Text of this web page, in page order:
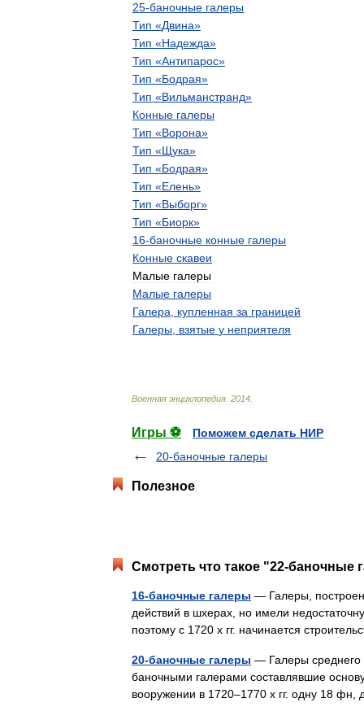
25-баночные галеры
Тип «Двина»
Тип «Надежда»
Тип «Антипарос»
Тип «Бодрая»
Тип «Вильманстранд»
Конные галеры
Тип «Ворона»
Тип «Щука»
Тип «Бодрая»
Тип «Елень»
Тип «Выборг»
Тип «Биорк»
16-баночные конные галеры
Конные скавеи
Малые галеры
Малые галеры
Галера
купленная за границей
Галеры
взятые у неприятеля
Военная энциклопедия 2014
Игры ⚽
Поможем сделать НИР
20-баночные галеры
Полезное
Смотреть что такое "22-баночные
16-баночные галеры — Галеры,
действий в шхерах, но имели
поэтому с 1720 х гг. начинается
20-баночные галеры — Галеры среднего
баночными галерами составлявшие
вооружении в 1720–1770 х гг. одну 18